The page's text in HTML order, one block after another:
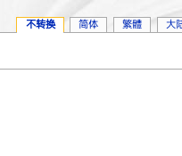
不转换 简体 繁體 大